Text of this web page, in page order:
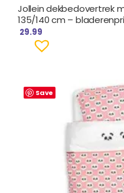
Jollein dekbedovertrek
135/140 cm –
29.99
Save
Oorspronkelijke
prijs
was:
prijs
€ 25.95.